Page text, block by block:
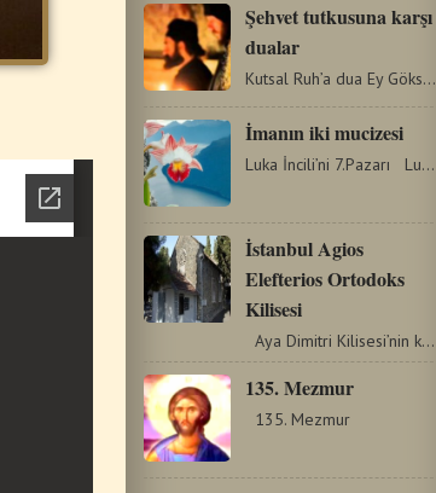
Şehvet tutkusuna karşı
dualar
Kutsal Ruh’a dua Ey Göksel Kral, teselli veren, Gerçeğin…
İmanın iki mucizesi
Luka İncili’ni 7.Pazarı Luka İncili 8:41–56 FAYDA…
İstanbul Agios
Elefterios Ortodoks
Kilisesi
Aya Dimitri Kilisesi’nin kuzeybatı yönünde yer alan…
135. Mezmur
135. Mezmur